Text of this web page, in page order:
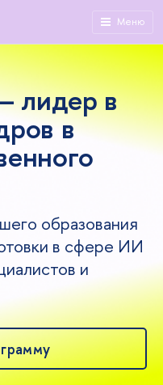
Меню
в
в
образования
в сфере ИИ
и